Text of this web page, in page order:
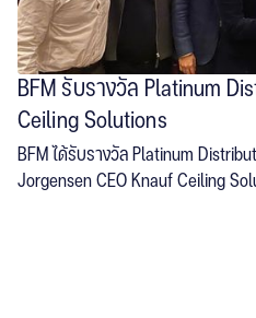
BFM รับรางวัล Platinum
Ceiling Solutions
BFM ได้รับรางวัล Platinum
Jorgensen CEO Knauf Ceiling